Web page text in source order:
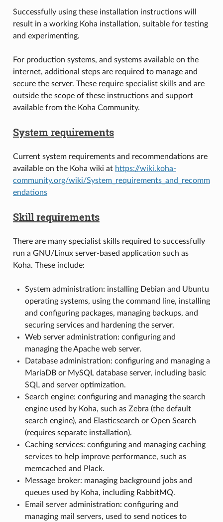
Successfully using these installation instructions will
result in a working Koha installation, suitable for testing
and experimenting.
For production systems, and systems available on the
internet, additional steps are required to manage and
secure the server. These require specialist skills and are
outside the scope of these instructions and support
available from the Koha Community.
System requirements
Current system requirements and recommendations are
available on the Koha wiki at https://wiki.koha-
community.org/wiki/System_requirements_and_recomm
endations
Skill requirements
There are many specialist skills required to successfully
run a GNU/Linux server-based application such as
Koha. These include:
System administration: installing Debian and Ubuntu
operating systems, using the command line, installing
and configuring packages, managing backups, and
securing services and hardening the server.
Web server administration: configuring and
managing the Apache web server.
Database administration: configuring and managing a
MariaDB or MySQL database server, including basic
SQL and server optimization.
Search engine: configuring and managing the search
engine used by Koha, such as Zebra (the default
search engine), and Elasticsearch or Open Search
(requires separate installation).
Caching services: configuring and managing caching
services to help improve performance, such as
memcached and Plack.
Message broker: managing background jobs and
queues used by Koha, including RabbitMQ.
Email server administration: configuring and
managing mail servers, used to send notices to